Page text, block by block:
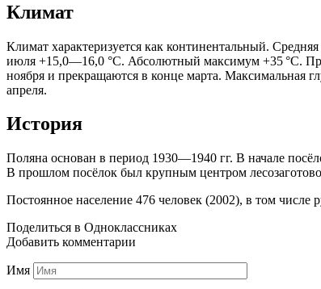
Климат
Климат характеризуется как континентальный.
июля +15,0—16,0 °C. Абсолютный максимум +35 °C.
ноября и прекращаются в конце марта. Максимальная
апреля.
История
Поляна основан в период 1930—1940 гг. В начале
В прошлом посёлок был крупным центром
Постоянное население 476 человек (2002), в том
Поделиться в Одноклассниках
Добавить комментарии
Имя